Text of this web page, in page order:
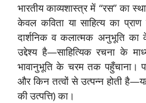
भारतीय काव्यशास्त्र में “रस” का
केवल कविता या साहित्य का
दार्शनिक व कलात्मक अनुभूति
उद्देश्य है—साहित्यिक रचना के
भावानुभूति के चरम तक पहुँचाना।
और किन तत्वों से उत्पन्न होती
की उत्पत्ति) का।